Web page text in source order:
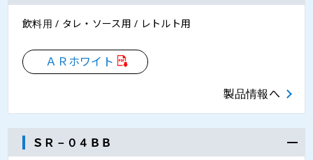
飲料用 / タレ・ソース用 / レトルト用
ＡＲホワイト
製品情報へ
ＳＲ－０４ＢＢ